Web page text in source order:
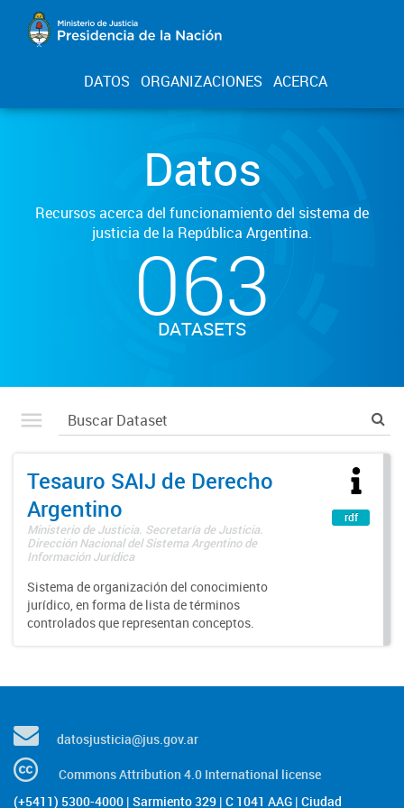
DATOS ORGANIZACIONES ACERCA
Datos
Recursos acerca del funcionamiento del sistema de
justicia de la República Argentina.
063
DATASETS
Tesauro SAIJ de Derecho
Argentino
Ministerio de Justicia. Secretaría de Justicia.
Dirección Nacional del Sistema Argentino de
Información Jurídica
Sistema de organización del conocimiento
jurídico, en forma de lista de términos
controlados que representan conceptos.
rdf
datosjusticia@jus.gov.ar
Commons Attribution 4.0 International license
(+5411) 5300-4000 | Sarmiento 329 | C 1041 AAG | Ciudad